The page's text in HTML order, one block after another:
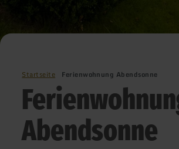
Startseite Ferienwohnung Abendsonne
Abendsonne